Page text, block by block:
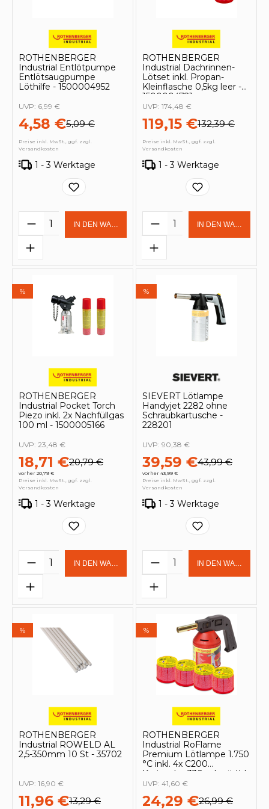
ROTHENBERGER
Industrial Entlötpumpe
Entlötsaugpumpe
Löthilfe - 1500004952
4,58 €5,09 €
UVP: 6,99 €
Preise inkl. MwSt., ggf. zzgl.
Versandkosten
1 - 3 Werktage
Produkt Anzahl: Gib den
IN DEN WARENKORB
ROTHENBERGER
Industrial Dachrinnen-
Lötset inkl. Propan-
Kleinflasche 0,5kg leer -
1500004721
119,15 €132,39 €
UVP: 174,48 €
Preise inkl. MwSt., ggf. zzgl.
Versandkosten
1 - 3 Werktage
Produkt Anzahl:
IN DEN
%
ROTHENBERGER
Industrial Pocket Torch
Piezo inkl. 2x Nachfüllgas
100 ml - 1500005166
18,71 €20,79 €
vorher 20,79 €
UVP: 23,48 €
Preise inkl. MwSt., ggf. zzgl.
Versandkosten
1 - 3 Werktage
Produkt Anzahl: Gib den
IN DEN WARENKORB
%
SIEVERT Lötlampe
Handyjet 2282 ohne
Schraubkartusche -
228201
39,59 €43,99 €
vorher 43,99 €
UVP: 90,38 €
Preise inkl. MwSt., ggf. zzgl.
Versandkosten
1 - 3 Werktage
Produkt Anzahl:
IN DEN
%
ROTHENBERGER
Industrial ROWELD AL
2,5-350mm 10 St - 35702
11,96 €13,29 €
UVP: 16,90 €
%
ROTHENBERGER
Industrial RoFlame
Premium Lötlampe 1.750
°C inkl. 4x C200
Kartusche 330 ml mit ILL
System - 1000000981
24,29 €26,99 €
UVP: 41,60 €